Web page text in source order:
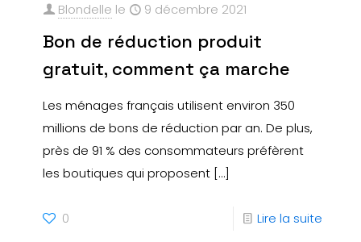
Blondelle le 9 décembre 2021
Bon de réduction produit
gratuit, comment ça marche
Les ménages français utilisent environ 350
millions de bons de réduction par an. De plus,
près de 91 % des consommateurs préfèrent
les boutiques qui proposent […]
0 Lire la suite